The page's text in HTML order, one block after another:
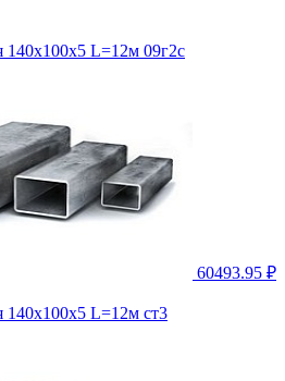
140х100х5 L=12м 09г2с
60493.95 ₽
140х100х5 L=12м ст3